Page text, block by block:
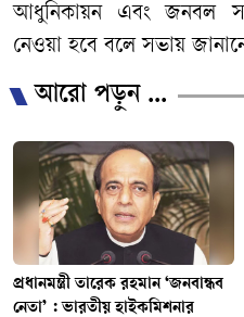
আধুনিকায়ন এবং জনবল
নেওয়া হবে বলে সভায়
আরো পড়ুন ...
প্রধানমন্ত্রী তারেক রহমান ‘জনবান্ধব
নেতা’ : ভারতীয় হাইকমিশনার